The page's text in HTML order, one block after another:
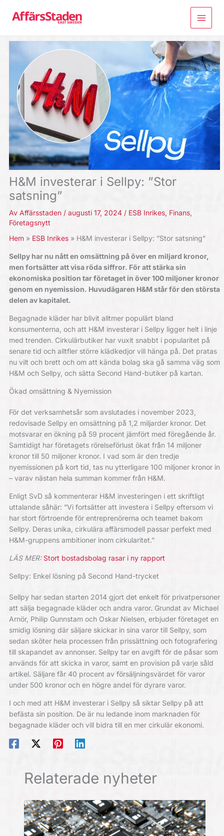
H&M investerar i Sellpy: ”Stor
satsning”
Av Affärsstaden / augusti 17, 2024 / ESB Inrikes, Finans,
Företagsnytt
Hem
ESB Inrikes H&M investerar i Sellpy: ”Stor satsning”
Sellpy har nu nått en omsättning på över en miljard kronor,
men fortsätter att visa röda siffror. För att stärka sin
ekonomiska position tar företaget in över 100 miljoner kronor
genom en nyemission. Huvudägaren H&M står för den största
delen av kapitalet.
Begagnade kläder har blivit alltmer populärt bland
konsumenterna, och att H&M investerar i Sellpy ligger helt i linje
med trenden. Cirkulärbutiker har vuxit snabbt i popularitet på
senare tid och alltfler större klädkedjor vill hänga på. Det pratas
nu vilt och brett och om att kända bolag ska gå samma väg som
H&M och Sellpy, och sätta Second Hand-butiker på kartan.
Ökad omsättning & Nyemission
För det verksamhetsår som avslutades i november 2023,
redovisade Sellpy en omsättning på 1,2 miljarder kronor. Det
motsvarar en ökning på 59 procent jämfört med föregående år.
Samtidigt har företagets rörelseförlust ökat från 14 miljoner
kronor till 50 miljoner kronor. I vad som är den tredje
nyemissionen på kort tid, tas nu ytterligare 100 miljoner kronor in
– varav nästan hela summan kommer från H&M.
Enligt SvD så kommenterar H&M investeringen i ett skriftligt
uttalande såhär: ”Vi fortsätter att investera i Sellpy eftersom vi
har stort förtroende för entreprenörerna och teamet bakom
Sellpy. Deras unika, cirkulära affärsmodell passar perfekt med
H&M-gruppens ambitioner inom cirkularitet.”
LÄS MER: Stort bostadsbolag rasar i ny rapport
Sellpy: Enkel lösning på Second Hand-trycket
Sellpy har sedan starten 2014 gjort det enkelt för privatpersoner
att sälja begagnade kläder och andra varor. Grundat av Michael
Arnör, Philip Gunnstam och Oskar Nielsen, erbjuder företaget en
smidig lösning där säljare skickar in sina varor till Sellpy, som
sedan sköter hela processen från prissättning och fotografering
till skapandet av annonser. Sellpy tar en avgift för de påsar som
används för att skicka in varor, samt en provision på varje såld
artikel. Säljare får 40 procent av försäljningsvärdet för varor
under 500 kronor och en högre andel för dyrare varor.
I och med att H&M investerar i Sellpy så siktar Sellpy på att
befästa sin position. De är nu ledande inom marknaden för
begagnade kläder och vill bidra till en mer cirkulär ekonomi.
Relaterade nyheter